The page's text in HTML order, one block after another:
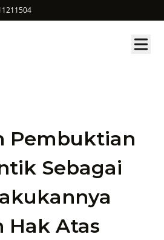
Pembuktian
Sebagai
Hak Atas